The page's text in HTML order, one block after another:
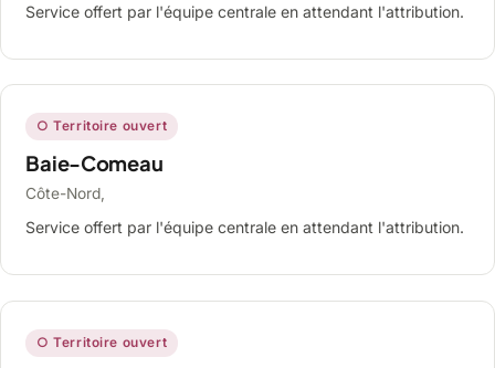
Service offert par l'équipe centrale en attendant l'attribution.
○ Territoire ouvert
Baie-Comeau
Côte-Nord,
Service offert par l'équipe centrale en attendant l'attribution.
○ Territoire ouvert